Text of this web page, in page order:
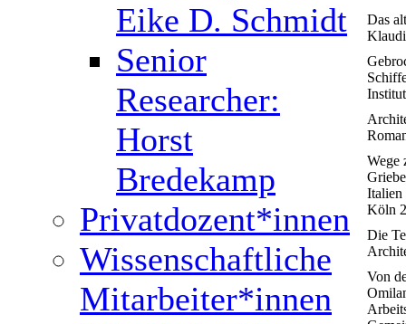
Eike D. Schmidt
Senior
Researcher:
Horst
Bredekamp
Privatdozent*innen
Wissenschaftliche
Mitarbeiter*innen
Das
Wege
Italien
Köln
Die
Von